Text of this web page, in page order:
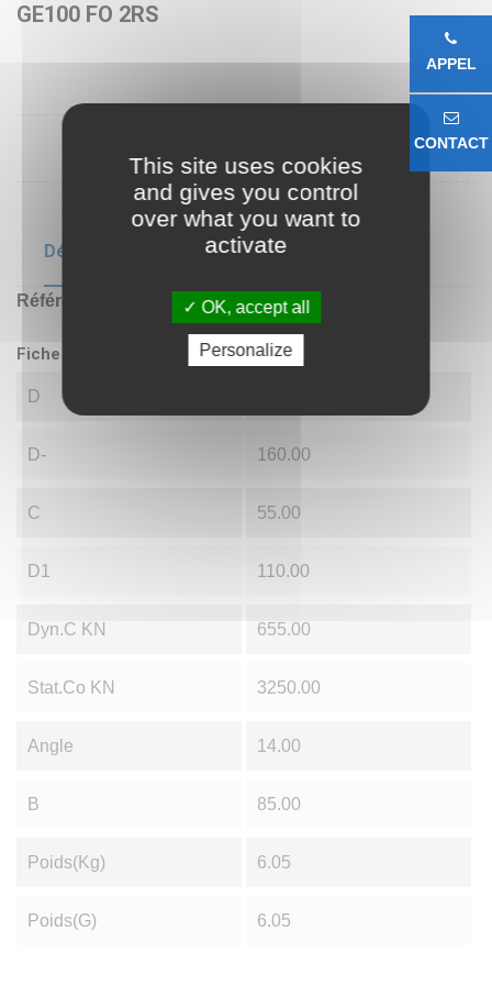
GE100 FO 2RS
Détails du produit
Référence GE100 FO 2RS
Fiche technique
D
D- 160.00
C 55.00
D1 110.00
Dyn.C KN 655.00
Stat.Co KN 3250.00
Angle 14.00
B 85.00
Poids(Kg) 6.05
Poids(g) 6.05
APPEL
CONTACT
This site uses cookies
and gives you control
over what you want to
activate
OK, accept all
Personalize